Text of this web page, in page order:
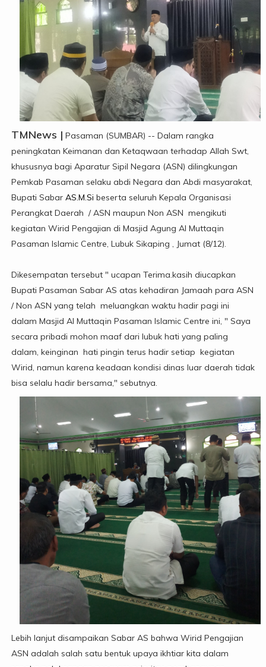
TMNews | Pasaman (SUMBAR) -- Dalam rangka
peningkatan Keimanan dan Ketaqwaan terhadap Allah Swt,
khususnya bagi Aparatur Sipil Negara (ASN) dilingkungan
Pemkab Pasaman selaku abdi Negara dan Abdi masyarakat,
Bupati Sabar AS.M.Si beserta seluruh Kepala Organisasi
Perangkat Daerah / ASN maupun Non ASN mengikuti
kegiatan Wirid Pengajian di Masjid Agung Al Muttaqin
Pasaman Islamic Centre, Lubuk Sikaping , Jumat (8/12).
Dikesempatan tersebut " ucapan Terima.kasih diucapkan
Bupati Pasaman Sabar AS atas kehadiran Jamaah para ASN
/ Non ASN yang telah meluangkan waktu hadir pagi ini
dalam Masjid Al Muttaqin Pasaman Islamic Centre ini, " Saya
secara pribadi mohon maaf dari lubuk hati yang paling
dalam, keinginan hati pingin terus hadir setiap kegiatan
Wirid, namun karena keadaan kondisi dinas luar daerah tidak
bisa selalu hadir bersama," sebutnya.
Lebih lanjut disampaikan Sabar AS bahwa Wirid Pengajian
ASN adalah salah satu bentuk upaya ikhtiar kita dalam